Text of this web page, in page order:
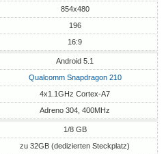
854x480
196
16:9
Android 5.1
Qualcomm Snapdragon 210
4x1.1GHz Cortex-A7
Adreno 304, 400MHz
1/8 GB
zu 32GB (dedizierten Steckplatz)